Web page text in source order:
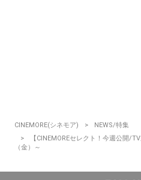
CINEMORE(シネモア)
NEWS/特集
【CINEMOREセレクト！今週公開/
（金）～